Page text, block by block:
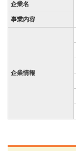
企業名
事業内容
企業情報